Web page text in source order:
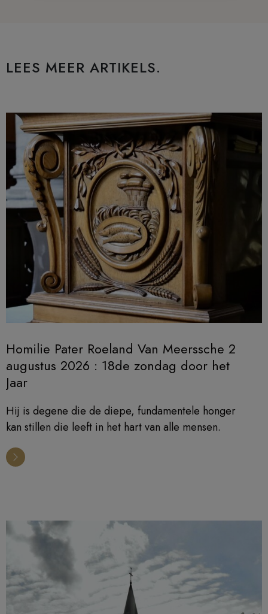
LEES MEER ARTIKELS.
Homilie Pater Roeland Van Meerssche 2
augustus 2026 : 18de zondag door het
Jaar
Hij is degene die de diepe, fundamentele honger
kan stillen die leeft in het hart van alle mensen.